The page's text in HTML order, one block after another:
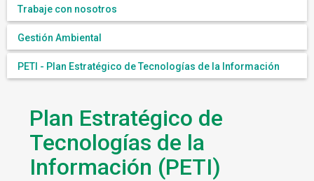
Trabaje con nosotros
Gestión Ambiental
PETI - Plan Estratégico de Tecnologías de la Información
Plan Estratégico de
Tecnologías de la
Información (PETI)